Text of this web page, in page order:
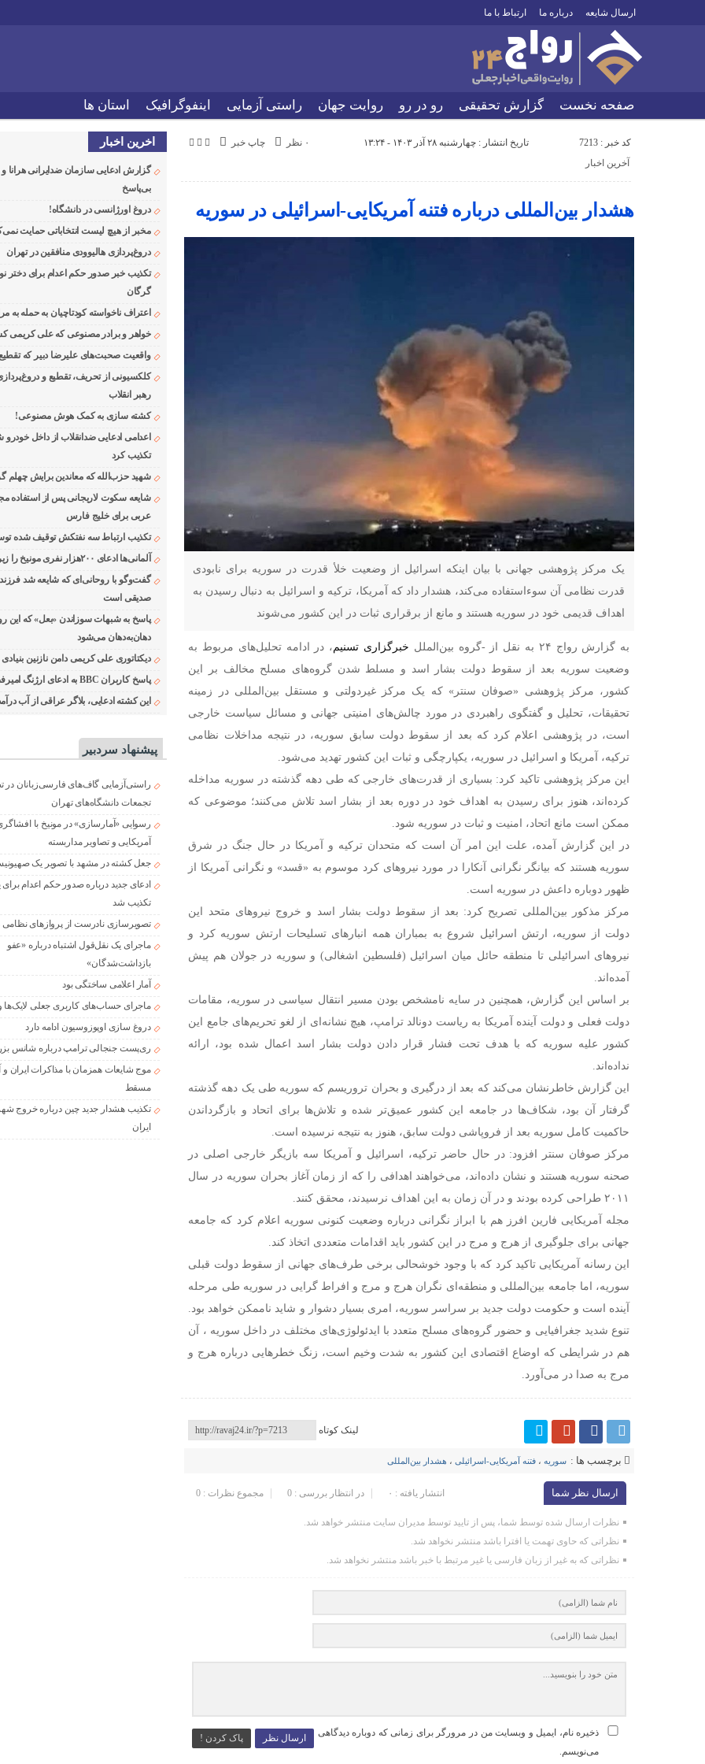
ارسال شایعه درباره ما ارتباط با ما
صفحه نخست گزارش تحقیقی رو در رو روایت جهان راستی آزمایی اینفوگرافیک استان ها
کد خبر : 7213 تاریخ انتشار : چهارشنبه ۲۸ آذر ۱۴۰۳ - ۱۳:۲۴ چاپ خبر
۰ نظر
آخرین اخبار
هشدار بین‌المللی درباره فتنه آمریکایی-اسرائیلی در سوریه
یک مرکز پژوهشی جهانی با بیان اینکه اسرائیل از وضعیت خلأ قدرت در سوریه برای نابودی
قدرت نظامی آن سوءاستفاده می‌کند، هشدار داد که آمریکا، ترکیه و اسرائیل به دنبال رسیدن به
اهداف قدیمی خود در سوریه هستند و مانع از برقراری ثبات در این کشور می‌شوند
به گزارش رواج ۲۴ به نقل از -گروه بین‌الملل خبرگزاری تسنیم، در ادامه تحلیل‌های مربوط به
وضعیت سوریه بعد از سقوط دولت بشار اسد و مسلط شدن گروه‌های مسلح مخالف بر این
کشور، مرکز پژوهشی «صوفان سنتر» که یک مرکز غیردولتی و مستقل بین‌المللی در زمینه
تحقیقات، تحلیل و گفتگوی راهبردی در مورد چالش‌های امنیتی جهانی و مسائل سیاست خارجی
است، در پژوهشی اعلام کرد که بعد از سقوط دولت سابق سوریه، در نتیجه مداخلات نظامی
ترکیه، آمریکا و اسرائیل در سوریه، یکپارچگی و ثبات این کشور تهدید می‌شود.
این مرکز پژوهشی تاکید کرد: بسیاری از قدرت‌های خارجی که طی دهه گذشته در سوریه مداخله
کرده‌اند، هنوز برای رسیدن به اهداف خود در دوره بعد از بشار اسد تلاش می‌کنند؛ موضوعی که
ممکن است مانع اتحاد، امنیت و ثبات در سوریه شود.
در این گزارش آمده، علت این امر آن است که متحدان ترکیه و آمریکا در حال جنگ در شرق
سوریه هستند که بیانگر نگرانی آنکارا در مورد نیروهای کرد موسوم به «قسد» و نگرانی آمریکا از
ظهور دوباره داعش در سوریه است.
مرکز مذکور بین‌المللی تصریح کرد: بعد از سقوط دولت بشار اسد و خروج نیروهای متحد این
دولت از سوریه، ارتش اسرائیل شروع به بمباران همه انبارهای تسلیحات ارتش سوریه کرد و
نیروهای اسرائیلی تا منطقه حائل میان اسرائیل (فلسطین اشغالی) و سوریه در جولان هم پیش
آمده‌اند.
بر اساس این گزارش، همچنین در سایه نامشخص بودن مسیر انتقال سیاسی در سوریه، مقامات
دولت فعلی و دولت آینده آمریکا به ریاست دونالد ترامپ، هیچ نشانه‌ای از لغو تحریم‌های جامع این
کشور علیه سوریه که با هدف تحت فشار قرار دادن دولت بشار اسد اعمال شده بود، ارائه
نداده‌اند.
این گزارش خاطرنشان می‌کند که بعد از درگیری و بحران تروریسم که سوریه طی یک دهه گذشته
گرفتار آن بود، شکاف‌ها در جامعه این کشور عمیق‌تر شده و تلاش‌ها برای اتحاد و بازگرداندن
حاکمیت کامل سوریه بعد از فروپاشی دولت سابق، هنوز به نتیجه نرسیده است.
مرکز صوفان سنتر افزود: در حال حاضر ترکیه، اسرائیل و آمریکا سه بازیگر خارجی اصلی در
صحنه سوریه هستند و نشان داده‌اند، می‌خواهند اهدافی را که از زمان آغاز بحران سوریه در سال
۲۰۱۱ طراحی کرده بودند و در آن زمان به این اهداف نرسیدند، محقق کنند.
مجله آمریکایی فارین افرز هم با ابراز نگرانی درباره وضعیت کنونی سوریه اعلام کرد که جامعه
جهانی برای جلوگیری از هرج و مرج در این کشور باید اقدامات متعددی اتخاذ کند.
این رسانه آمریکایی تاکید کرد که با وجود خوشحالی برخی طرف‌های جهانی از سقوط دولت قبلی
سوریه، اما جامعه بین‌المللی و منطقه‌ای نگران هرج و مرج و افراط گرایی در سوریه طی مرحله
آینده است و حکومت دولت جدید بر سراسر سوریه، امری بسیار دشوار و شاید ناممکن خواهد بود.
تنوع شدید جغرافیایی و حضور گروه‌های مسلح متعدد با ایدئولوژی‌های مختلف در داخل سوریه ، آن
هم در شرایطی که اوضاع اقتصادی این کشور به شدت وخیم است، زنگ خطرهایی درباره هرج و
مرج به صدا در می‌آورد.
لینک کوتاه
برچسب ها : سوریه ، فتنه آمریکایی-اسرائیلی ، هشدار بین‌المللی
ارسال نظر شما مجموع نظرات : 0 در انتظار بررسی : 0 انتشار یافته : ۰
نظرات ارسال شده توسط شما، پس از تایید توسط مدیران سایت منتشر خواهد شد.
نظراتی که حاوی تهمت یا افترا باشد منتشر نخواهد شد.
نظراتی که به غیر از زبان فارسی یا غیر مرتبط با خبر باشد منتشر نخواهد شد.
ارسال نظر پاک کردن !
ذخیره نام، ایمیل و وبسایت من در مرورگر برای زمانی که دوباره دیدگاهی
می‌نویسم.
اخرین اخبار
گزارش ادعایی سازمان ضدایرانی
بی‌پاسخ
دروغ اورژانسی در دانشگاه!
مخبر از هیچ لیست انتخاباتی حمایت
دروغ‌پردازی هالیوودی منافقین در تهران
تکذیب خبر صدور حکم اعدام برای دختر
گرگان
اعتراف ناخواسته کودتاچیان به حمله به
خواهر و برادر مصنوعی که علی کریمی
واقعیت صحبت‌های علیرضا دبیر که
کلکسیونی از تحریف، تقطیع و
رهبر انقلاب
کشته سازی به کمک هوش مصنوعی!
اعدامی ادعایی ضدانقلاب از داخل خودرو
تکذیب کرد
شهید حزب‌الله که معاندین برایش چهلم
شایعه سکوت لاریجانی پس از استفاده
عربی برای خلیج فارس
تکذیب ارتباط سه نفتکش توقیف شده
آلمانی‌ها ادعای ۲۰۰هزار نفری مونیخ را زیر سوال بردند
گفت‌وگو با روحانی‌ای که شایعه شد
صدیقی است
پاسخ به شبهات سوزاندن «بعل» که این
دهان‌به‌دهان می‌شود
دیکتاتوری علی کریمی دامن نازنین
پاسخ کاربران BBC به ادعای ارژنگ امیرفضلی
این کشته ادعایی، بلاگر عراقی از آب
پیشنهاد سردبیر
راستی‌آزمایی گاف‌های فارسی‌زبانان در
تجمعات دانشگاه‌های تهران
رسوایی «آمارسازی» در مونیخ با
آمریکایی و تصاویر مداربسته
جعل کشته در مشهد با تصویر یک
ادعای جدید درباره صدور حکم اعدام
تکذیب شد
تصویرسازی نادرست از پروازهای نظامی
ماجرای یک نقل‌قول اشتباه درباره «عفو
بازداشت‌شدگان»
آمار اعلامی ساختگی بود
ماجرای حساب‌های کاربری جعلی لایک‌ها
دروغ سازی اوپوزوسیون ادامه دارد
ری‌پست جنجالی ترامپ درباره شانس
موج شایعات همزمان با مذاکرات ایران و
مسقط
تکذیب هشدار جدید چین درباره خروج
ایران